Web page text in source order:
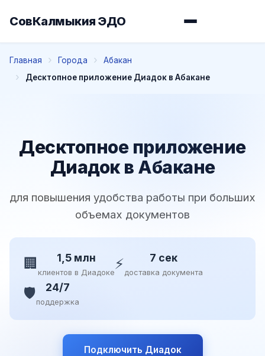
СовКалмыкия ЭДО
Главная Города
Абакан
Десктопное приложение Диадок в Абакане
Десктопное приложение
Диадок в Абакане
для повышения удобства работы при больших
объемах документов
🏢 1,5 млн
клиентов в Диадоке⚡ 7 сек
доставка документа
🛡️ 24/7
поддержка
Подключить Диадок